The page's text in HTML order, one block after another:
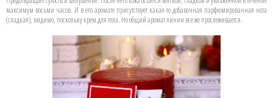
максимум восьми часов. И в его аромате присутствует какая-то добавочная парфюмированная нота
(сладкая), видимо, поскольку крем для тела. Но общий аромат линии все же прослеживается.